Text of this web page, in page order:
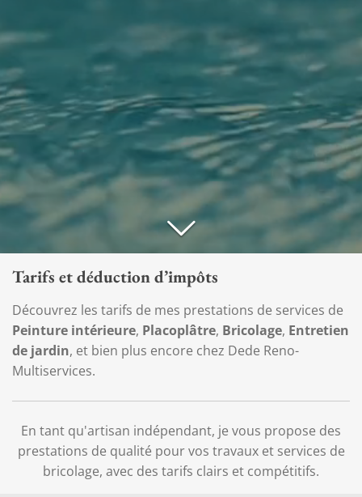
Tarifs et déduction d’impôts
Découvrez les tarifs de mes prestations de services de
Peinture intérieure, Placoplâtre, Bricolage, Entretien
de jardin, et bien plus encore chez Dede Reno-
Multiservices.
En tant qu'artisan indépendant, je vous propose des
prestations de qualité pour vos travaux et services de
bricolage, avec des tarifs clairs et compétitifs.